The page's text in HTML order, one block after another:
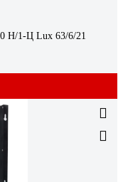
Н/1-Ц Lux 63/6/21